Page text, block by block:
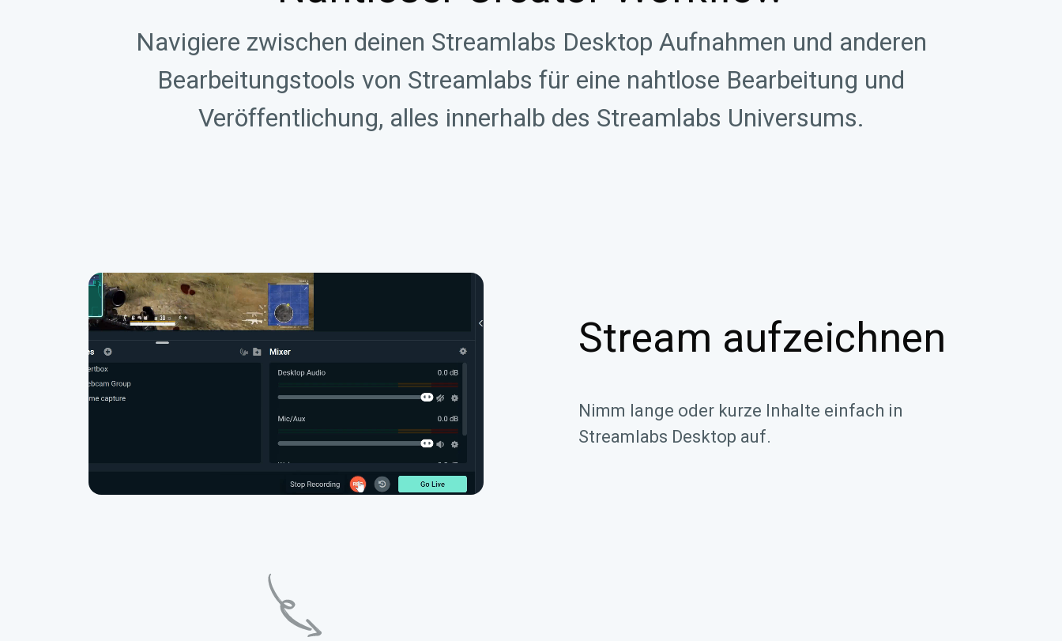
Navigiere zwischen deinen Streamlabs Desktop Aufnahmen und anderen
Bearbeitungstools von Streamlabs für eine nahtlose Bearbeitung und
Veröffentlichung, alles innerhalb des Streamlabs Universums.
Stream aufzeichnen
Nimm lange oder kurze Inhalte einfach in
Streamlabs Desktop auf.